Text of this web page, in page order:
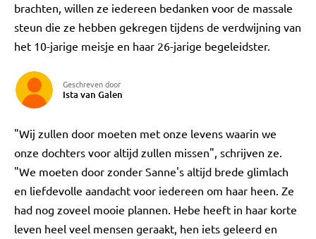
brachten, willen ze iedereen bedanken voor de massale
steun die ze hebben gekregen tijdens de verdwijning van
het 10-jarige meisje en haar 26-jarige begeleidster.
Geschreven door
Ista van Galen
"Wij zullen door moeten met onze levens waarin we
onze dochters voor altijd zullen missen", schrijven ze.
"We moeten door zonder Sanne's altijd brede glimlach
en liefdevolle aandacht voor iedereen om haar heen. Ze
had nog zoveel mooie plannen. Hebe heeft in haar korte
leven heel veel mensen geraakt, hen iets geleerd en